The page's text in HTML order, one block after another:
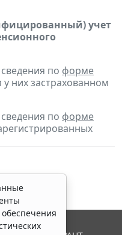
учет
сведения по форме
них застрахованном
сведения по форме